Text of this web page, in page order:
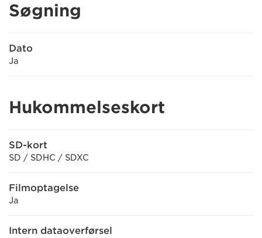
Søgning
Dato
Ja
Hukommelseskort
SD-kort
SD / SDHC / SDXC
Filmoptagelse
Ja
Intern dataoverførsel